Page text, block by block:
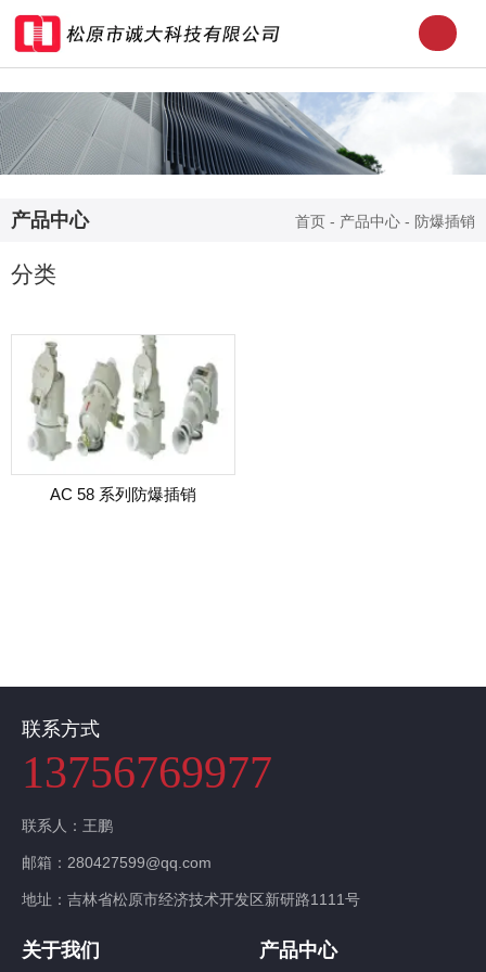
产品中心 首页 - 产品中心 - 防爆插销
分类
AC 58 系列防爆插销
联系方式
13756769977
联系人：王鹏
邮箱：280427599@qq.com
地址：吉林省松原市经济技术开发区新研路1111号
关于我们 产品中心